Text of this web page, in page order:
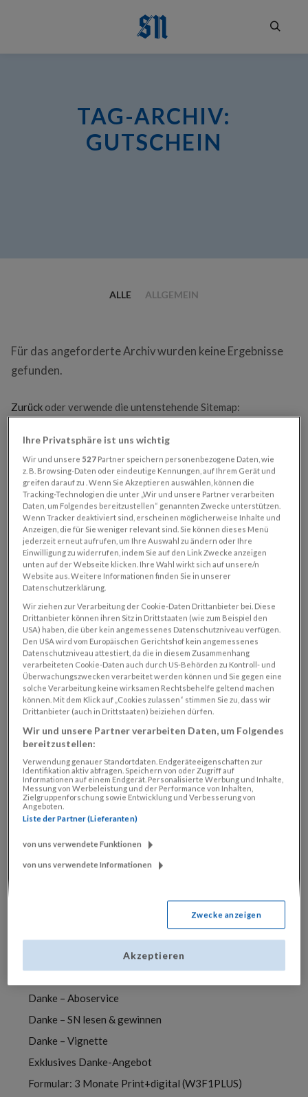
TAG-ARCHIV:
GUTSCHEIN
ALLE ALLGEMEIN
Für das angeforderte Archiv wurden keine Ergebnisse
gefunden.
Zurück oder verwende die untenstehende Sitemap:
HAUPTNAVIGATION
SN-Printabo
SN-Digitalabo
SN Print + Digitalabo
Regionalabo
Abo-Service
Abo-Vorteile
KATEGORIEN
Allgemein
SEITE
2 Wochen kostenlos SN lesen
Abo Service
Lieferunterbrechung
Nachsendung
Papierlose SN-Rechnung
SN-Abo per Bankeinzug bezahlen
Umzugsservice
Danke – Aboservice
Danke – SN lesen & gewinnen
Danke – Vignette
Exklusives Danke-Angebot
Formular: 3 Monate Print+digital (W3F1PLUS)
Ihre Privatsphäre ist uns wichtig
Wir und unsere 527 Partner speichern personenbezogene Daten, wie
z. B. Browsing-Daten oder eindeutige Kennungen, auf Ihrem Gerät und
greifen darauf zu . Wenn Sie Akzeptieren auswählen, können die
Tracking-Technologien die unter „Wir und unsere Partner verarbeiten
Daten, um Folgendes bereitzustellen“ genannten Zwecke unterstützen.
Wenn Tracker deaktiviert sind, erscheinen möglicherweise Inhalte und
Anzeigen, die für Sie weniger relevant sind. Sie können dieses Menü
jederzeit erneut aufrufen, um Ihre Auswahl zu ändern oder Ihre
Einwilligung zu widerrufen, indem Sie auf den Link Zwecke anzeigen
unten auf der Webseite klicken. Ihre Wahl wirkt sich auf unsere/n
Website aus. Weitere Informationen finden Sie in unserer
Datenschutzerklärung.
Wir ziehen zur Verarbeitung der Cookie-Daten Drittanbieter bei. Diese
Drittanbieter können ihren Sitz in Drittstaaten (wie zum Beispiel den
USA) haben, die über kein angemessenes Datenschutzniveau verfügen.
Den USA wird vom Europäischen Gerichtshof kein angemessenes
Datenschutzniveau attestiert, da die in diesem Zusammenhang
verarbeiteten Cookie-Daten auch durch US-Behörden zu Kontroll- und
Überwachungszwecken verarbeitet werden können und Sie gegen eine
solche Verarbeitung keine wirksamen Rechtsbehelfe geltend machen
können. Mit dem Klick auf „Cookies zulassen“ stimmen Sie zu, dass wir
Drittanbieter (auch in Drittstaaten) beiziehen dürfen.
Wir und unsere Partner verarbeiten Daten, um Folgendes
bereitzustellen:
Verwendung genauer Standortdaten. Endgeräteeigenschaften zur
Identifikation aktiv abfragen. Speichern von oder Zugriff auf
Informationen auf einem Endgerät. Personalisierte Werbung und Inhalte,
Messung von Werbeleistung und der Performance von Inhalten,
Zielgruppenforschung sowie Entwicklung und Verbesserung von
Angeboten.
Liste der Partner (Lieferanten)
von uns verwendete Funktionen
von uns verwendete Informationen
Zwecke anzeigen
Akzeptieren